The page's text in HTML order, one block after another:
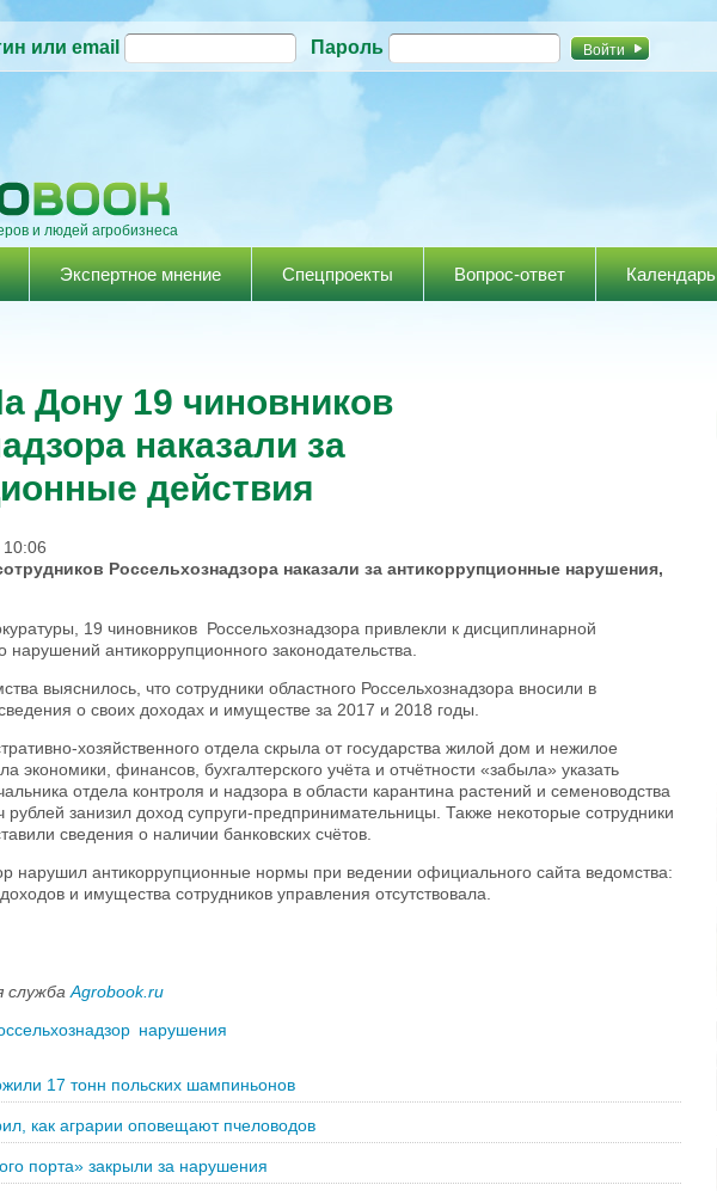
Перейти к
содержанию
или email Пароль
и людей агробизнеса
Экспертное мнение Спецпроекты Вопрос-ответ Календарь
Дону 19 чиновников
наказали за
действия
10:06
Россельхознадзора наказали за антикоррупционные нарушения,
19 чиновников Россельхознадзора привлекли к дисциплинарной
нарушений антикоррупционного законодательства.
выяснилось, что сотрудники областного Россельхознадзора вносили в
о своих доходах и имуществе за 2017 и 2018 годы.
хозяйственного отдела скрыла от государства жилой дом и нежилое
экономики, финансов, бухгалтерского учёта и отчётности «забыла» указать
отдела контроля и надзора в области карантина растений и семеноводства
рублей занизил доход супруги-предпринимательницы. Также некоторые сотрудники
сведения о наличии банковских счётов.
нарушил антикоррупционные нормы при ведении официального сайта ведомства:
и имущества сотрудников управления отсутствовала.
служба Agrobook.ru
нарушения
17 тонн польских шампиньонов
как аграрии оповещают пчеловодов
порта» закрыли за нарушения